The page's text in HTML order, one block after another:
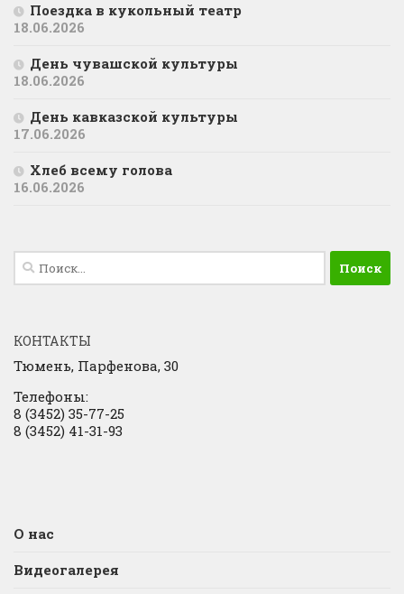
Поездка в кукольный театр
18.06.2026
День чувашской культуры
18.06.2026
День кавказской культуры
17.06.2026
Хлеб всему голова
16.06.2026
Найти:
КОНТАКТЫ
Тюмень, Парфенова, 30
Телефоны:
8 (3452) 35-77-25
8 (3452) 41-31-93
О нас
Видеогалерея